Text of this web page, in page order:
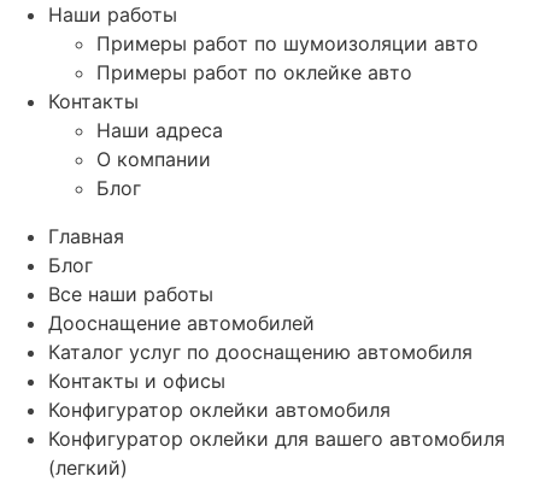
Наши работы
Примеры работ по шумоизоляции авто
Примеры работ по оклейке авто
Контакты
Наши адреса
О компании
Блог
Главная
Блог
Все наши работы
Дооснащение автомобилей
Каталог услуг по дооснащению автомобиля
Контакты и офисы
Конфигуратор оклейки автомобиля
Конфигуратор оклейки для вашего автомобиля
(легкий)